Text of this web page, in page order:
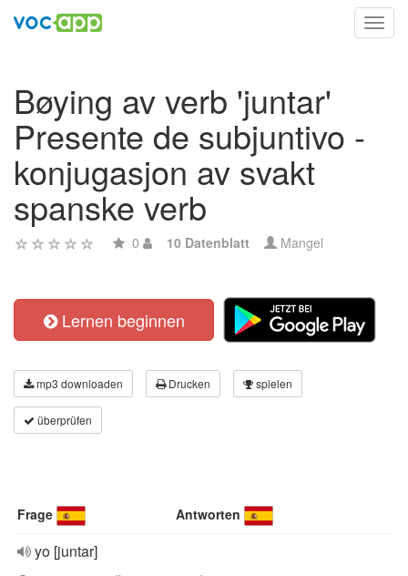
Bøying av verb 'juntar'
Presente de subjuntivo -
konjugasjon av svakt
spanske verb
0 10 Datenblatt Mangel
Lernen beginnen
mp3 downloaden Drucken spielen
überprüfen
Frage Antworten
yo [juntar]